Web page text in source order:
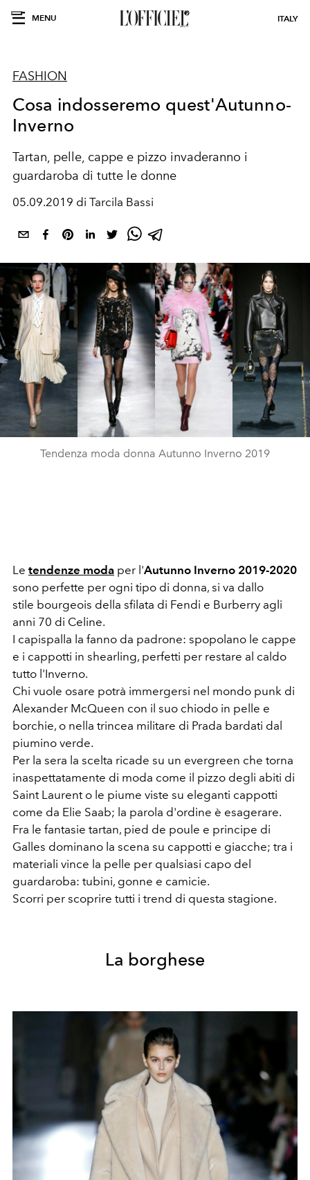
MENU ITALY
FASHION
Cosa indosseremo quest'Autunno-
Inverno
Tartan, pelle, cappe e pizzo invaderanno i
guardaroba di tutte le donne
05.09.2019 di Tarcila Bassi
Tendenza moda donna Autunno Inverno 2019
Le tendenze moda per l'Autunno Inverno 2019-2020
sono perfette per ogni tipo di donna, si va dallo
stile bourgeois della sfilata di Fendi e Burberry agli
anni 70 di Celine.
I capispalla la fanno da padrone: spopolano le cappe
e i cappotti in shearling, perfetti per restare al caldo
tutto l'Inverno.
Chi vuole osare potrà immergersi nel mondo punk di
Alexander McQueen con il suo chiodo in pelle e
borchie, o nella trincea militare di Prada bardati dal
piumino verde.
Per la sera la scelta ricade su un evergreen che torna
inaspettatamente di moda come il pizzo degli abiti di
Saint Laurent o le piume viste su eleganti cappotti
come da Elie Saab; la parola d'ordine è esagerare.
Fra le fantasie tartan, pied de poule e principe di
Galles dominano la scena su cappotti e giacche; tra i
materiali vince la pelle per qualsiasi capo del
guardaroba: tubini, gonne e camicie.
Scorri per scoprire tutti i trend di questa stagione.
La borghese